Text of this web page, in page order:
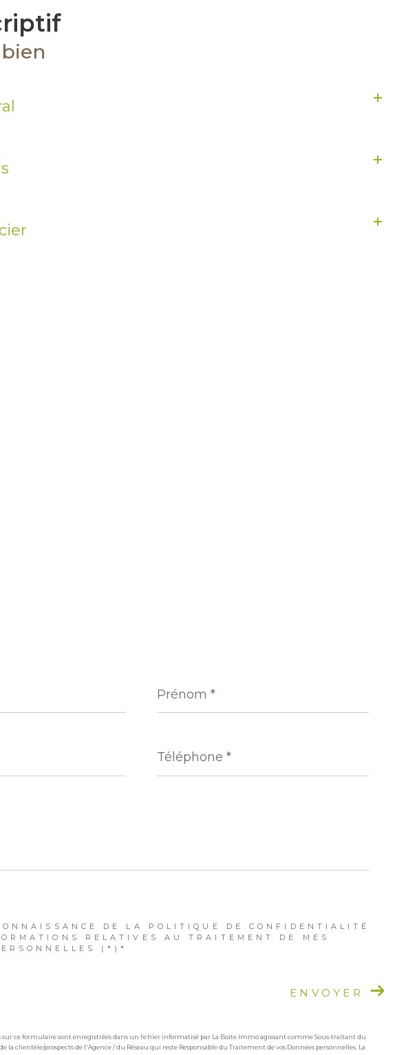
*
*
DE LA POLITIQUE DE CONFIDENTIALITÉ
RELATIVES AU TRAITEMENT DE MES
(*)*
ENVOYER
sur ce formulaire sont enregistrées dans un fichier informatisé par La Boite Immo agissant comme Sous-traitant du
la clientèle/prospects de l'Agence / du Réseau qui reste Responsable du Traitement de vos Données personnelles. La